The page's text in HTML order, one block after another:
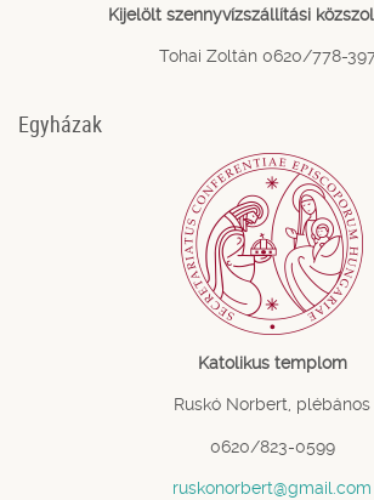
Kijelölt szennyvízszállítási
Tohai Zoltán 0620/778-
Egyházak
Katolikus templom
Ruskó Norbert, plébános
0620/823-0599
ruskonorbert@gmail.com